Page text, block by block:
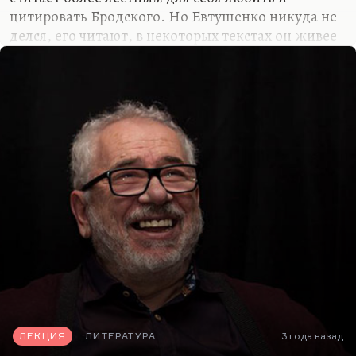
цитировать Бродского. Но Евтушенко никуда не
делся, его читают, в некоторых текстах он живее
Некрасов, свой конформизм сознавал отлично, у
него есть свой «Рыцарь на час», и не один. Ему
часто было стыдно, он сознавал (хотя и
кокетничал, конечно) промежуточность своей
позиции. Он горько рефлексировал на тему своей
витринности, своей разрешенности, своей
доступности (он комплексовал, что не может
ЛЕКЦИЯ ЛИТЕРАТУРА 3 года назад